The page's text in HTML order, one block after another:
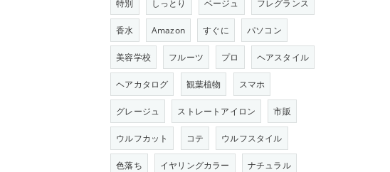
特別 しっとり ベージュ フレグランス
香水 Amazon すぐに パソコン
美容学校 フルーツ プロ ヘアスタイル
ヘアカタログ 観葉植物 スマホ
グレージュ ストレートアイロン 市販
ウルフカット コテ ウルフスタイル
色落ち イヤリングカラー ナチュラル